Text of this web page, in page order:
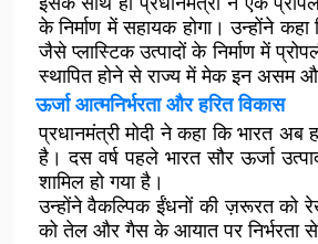
के निर्माण में सहायक होगा। उन्होंने
जैसे प्लास्टिक उत्पादों के निर्माण में
स्थापित होने से राज्य मेंमेक इन असम
ऊर्जा आत्मनिर्भरता और हरित विकास
प्रधानमंत्री मोदी ने कहा कि भारत
है। दस वर्ष पहले भारत सौर ऊर्जा
शामिल हो गया है।
उन्होंने वैकल्पिक ईंधनों की ज़रूरत को
को तेल और गैस के आयात पर निर्भरता